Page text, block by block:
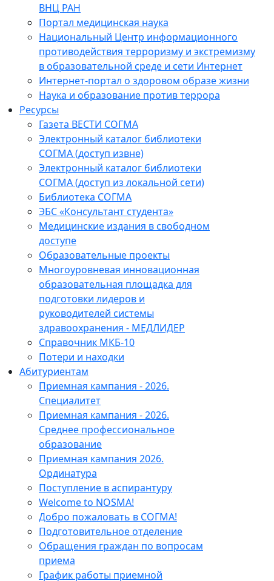
ВНЦ РАН
Портал медицинская наука
Национальный Центр информационного
противодействия терроризму и экстремизму
в образовательной среде и сети Интернет
Интернет-портал о здоровом образе жизни
Наука и образование против террора
Ресурсы
Газета ВЕСТИ СОГМА
Электронный каталог библиотеки
СОГМА (доступ извне)
Электронный каталог библиотеки
СОГМА (доступ из локальной сети)
Библиотека СОГМА
ЭБС «Консультант студента»
Медицинские издания в свободном
доступе
Образовательные проекты
Многоуровневая инновационная
образовательная площадка для
подготовки лидеров и
руководителей системы
здравоохранения - МЕДЛИДЕР
Справочник МКБ-10
Потери и находки
Абитуриентам
Приемная кампания - 2026.
Специалитет
Приемная кампания - 2026.
Среднее профессиональное
образование
Приемная кампания 2026.
Ординатура
Поступление в аспирантуру
Welcome to NOSMA!
Добро пожаловать в СОГМА!
Подготовительное отделение
Обращения граждан по вопросам
приема
График работы приемной